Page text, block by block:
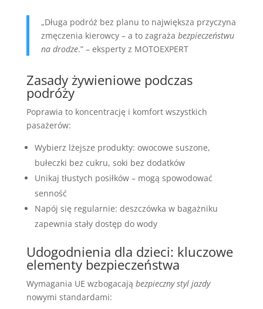
„Długa podróż bez planu to największa przyczyna
zmęczenia kierowcy – a to zagraża bezpieczeństwu
na drodze.” – eksperty z MOTOEXPERT
Zasady żywieniowe podczas
podróży
Poprawia to koncentrację i komfort wszystkich
pasażerów:
Wybierz lżejsze produkty: owocowe suszone,
bułeczki bez cukru, soki bez dodatków
Unikaj tłustych posiłków – mogą spowodować
senność
Napój się regularnie: deszczówka w bagażniku
zapewnia stały dostęp do wody
Udogodnienia dla dzieci: kluczowe
elementy bezpieczeństwa
Wymagania UE wzbogacają bezpieczny styl jazdy
nowymi standardami: